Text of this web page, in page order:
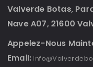
Valverde Botas,
Nave A07, 21600
Appelez-Nous
Email: